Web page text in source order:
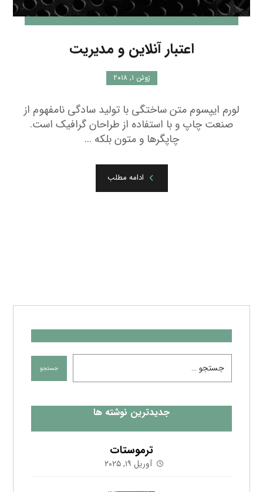
اعتبار آنلاین و مدیریت
ژوئن ۱, ۲۰۱۸
لورم ایپسوم متن ساختگی با تولید سادگی نامفهوم از
صنعت چاپ و با استفاده از طراحان گرافیک است.
چاپگرها و متون بلکه ...
ادامه مطلب
جدیدترین نوشته ها
ترموستات
آوریل ۱۹, ۲۰۲۵